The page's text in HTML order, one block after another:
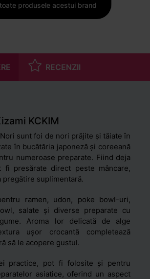
produsele acestui brand
RECENZII
KCKIM
sunt foi de nori prăjite și tăiate în
în bucătăria japoneză și coreeană
numeroase preparate. Fiind deja
fi presărate direct peste mâncare,
pregătire suplimentară.
ramen, udon, poke bowl-uri,
salate și diverse preparate cu
Aroma lor delicată de alge
ușor crocantă completează
să le acopere gustul.
practice, pot fi folosite și pentru
asiatice, oferind un aspect